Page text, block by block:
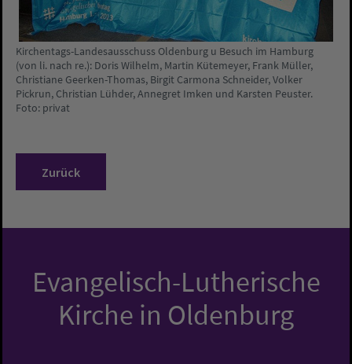
Kirchentags-Landesausschuss Oldenburg u Besuch im Hamburg
(von li. nach re.): Doris Wilhelm, Martin Kütemeyer, Frank Müller,
Christiane Geerken-Thomas, Birgit Carmona Schneider, Volker
Pickrun, Christian Lühder, Annegret Imken und Karsten Peuster.
Foto: privat
Zurück
Evangelisch-Lutherische
Kirche in Oldenburg